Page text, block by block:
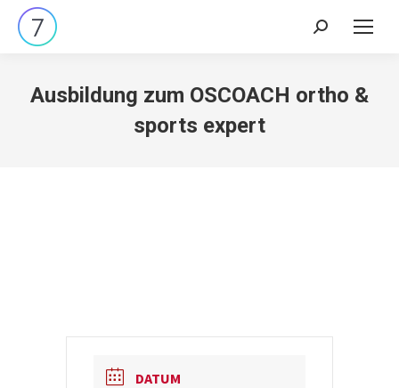
Search:
Ausbildung zum OSCOACH ortho &
sports expert
DATUM